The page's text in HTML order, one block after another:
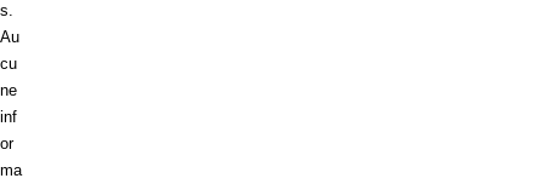
s.
Au
cu
ne
inf
or
ma